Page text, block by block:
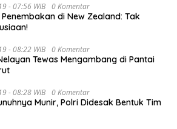
- 07:56 WIB 0 Komentar
di New Zealand: Tak
- 08:22 WIB 0 Komentar
Tewas Mengambang di Pantai
- 08:28 WIB 0 Komentar
Munir, Polri Didesak Bentuk Tim